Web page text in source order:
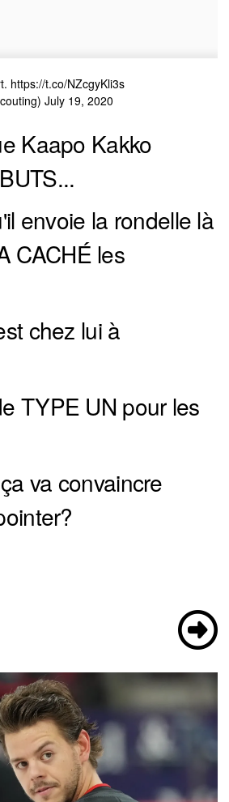
https://t.co/NZcgyKli3s
July 19, 2020
Kaapo Kakko
envoie la rondelle là
CACHÉ les
chez lui à
TYPE UN pour les
va convaincre